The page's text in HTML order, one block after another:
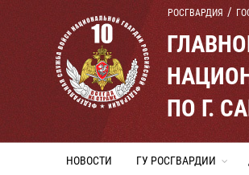
РОСГВАРДИЯ
ПО Г.
НОВОСТИ ГУ РОСГВАРДИИ